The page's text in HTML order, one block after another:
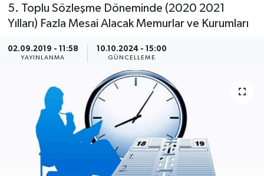
5. Toplu Sözleşme Döneminde (2020 2021
Yılları) Fazla Mesai Alacak Memurlar ve Kurumları
02.09.2019 - 11:58
YAYINLANMA
10.10.2024 - 15:00
GÜNCELLEME